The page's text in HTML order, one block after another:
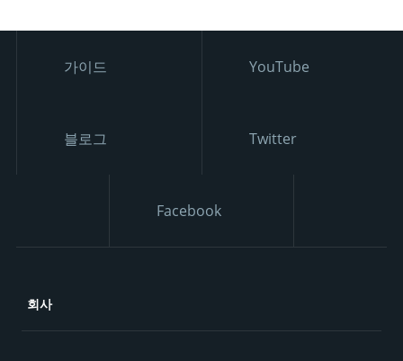
가이드 YouTube
블로그 Twitter
Facebook
회사